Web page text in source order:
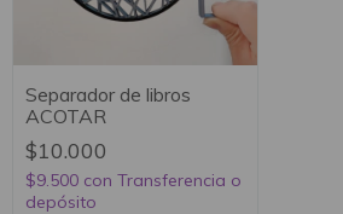
Separador de libros
ACOTAR
$10.000
$9.500 con Transferencia o
depósito